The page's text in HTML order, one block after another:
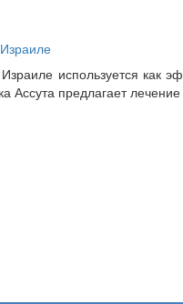
используется как
Ассута предлагает